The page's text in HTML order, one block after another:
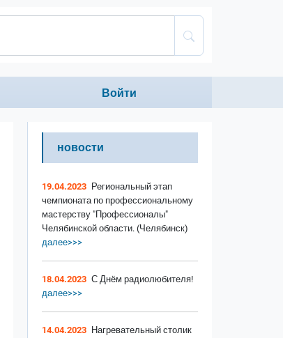
Anonumous menu
Войти
новости
19.04.2023 Региональный этап
чемпионата по профессиональному
мастерству "Профессионалы"
Челябинской области. (Челябинск)
далее>>>
18.04.2023 С Днём радиолюбителя!
далее>>>
14.04.2023 Нагревательный столик